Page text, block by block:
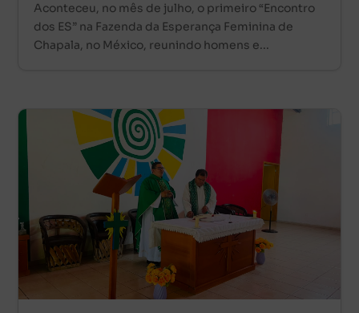
Aconteceu, no mês de julho, o primeiro “Encontro
dos ES” na Fazenda da Esperança Feminina de
Chapala, no México, reunindo homens e...